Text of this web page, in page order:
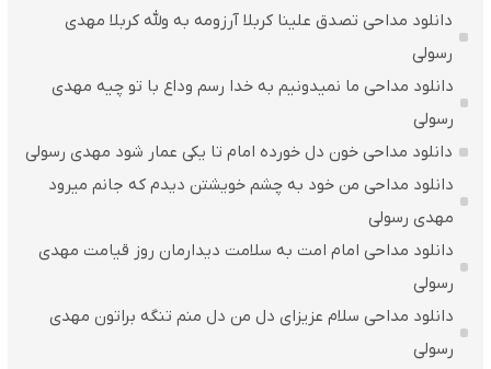
دانلود مداحی تصدق علینا کربلا آرزومه به ولله کربلا مهدی
رسولی
دانلود مداحی ما نمیدونیم به خدا رسم وداع با تو چیه مهدی
رسولی
دانلود مداحی خون دل‌ خورده امام تا یکی عمار شود مهدی رسولی
دانلود مداحی من خود به چشم خویشتن دیدم که جانم میرود
مهدی رسولی
دانلود مداحی امام امت به سلامت دیدارمان روز قیامت مهدی
رسولی
دانلود مداحی سلام عزیزای دل من دل منم تنگه براتون مهدی
رسولی